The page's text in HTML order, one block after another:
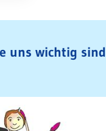
uns wichtig sind